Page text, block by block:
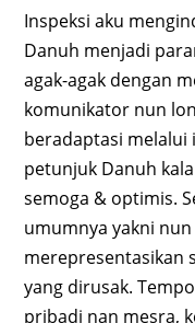
Inspeksi aku
Danuh menjadi
agak-agak dengan
komunikator nun
beradaptasi melalui
petunjuk Danuh
semoga & optimis.
umumnya yakni
merepresentasikan
yang dirusak.
pribadi nan mesra,